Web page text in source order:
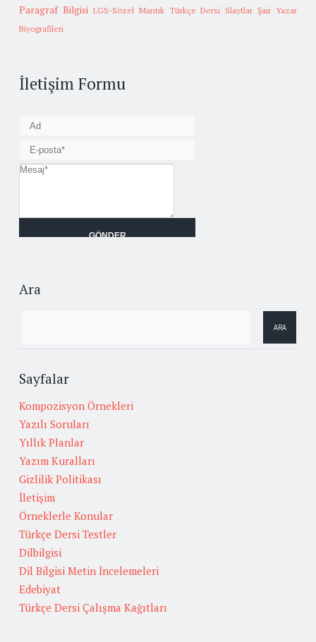
Paragraf Bilgisi LGS-Sözel Mantık Türkçe Dersi Slaytlar Şair Yazar
Biyografileri
İletişim Formu
Ara
Sayfalar
Kompozisyon Örnekleri
Yazılı Soruları
Yıllık Planlar
Yazım Kuralları
Gizlilik Politikası
İletişim
Örneklerle Konular
Türkçe Dersi Testler
Dilbilgisi
Dil Bilgisi Metin İncelemeleri
Edebiyat
Türkçe Dersi Çalışma Kağıtları